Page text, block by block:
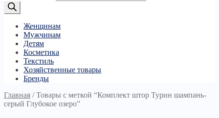
Женщинам
Мужчинам
Детям
Косметика
Текстиль
Хозяйственные товары
Бренды
Главная /Товары с меткой “Комплект штор Турин шампань-
серый Глубокое озеро”